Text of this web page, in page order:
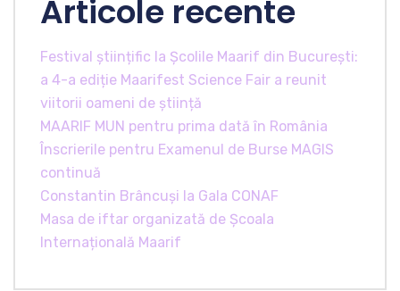
Articole recente
Festival științific la Școlile Maarif din București:
a 4-a ediție Maarifest Science Fair a reunit
viitorii oameni de știință
MAARIF MUN pentru prima dată în România
Înscrierile pentru Examenul de Burse MAGIS
continuă
Constantin Brâncuși la Gala CONAF
Masa de iftar organizată de Școala
Internațională Maarif